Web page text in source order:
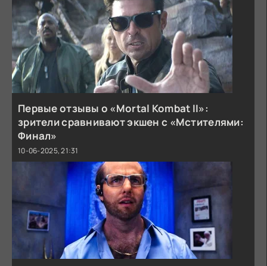
Первые отзывы о «Mortal Kombat II»:
зрители сравнивают экшен с «Мстителями:
Финал»
10-06-2025, 21:31